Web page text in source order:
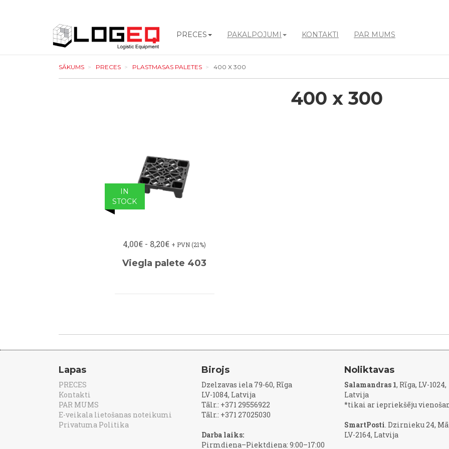
go
PRECES PAKALPOJUMI KONTAKTI PAR MUMS
SĀKUMS PRECES PLASTMASAS PALETES 400 X 300
400 x 300
4,00€ - 8,20€ + PVN (21%)
Viegla palete 403
IN
STOCK
Lapas
PRECES
Kontakti
PAR MUMS
E-veikala lietošanas noteikumi
Privatuma Politika
Birojs
Dzelzavas iela 79-60, Rīga
LV-1084, Latvija
Tālr.: +371 29556922
Tālr.: +371 27025030
Darba laiks:
Pirmdiena–Piektdiena: 9:00–17:00
Noliktavas
Salamandras 1, Rīga, LV-1024,
Latvija
*tikai ar iepriekšēju
SmartPosti. Dzirnieku 24,
LV-2164, Latvija